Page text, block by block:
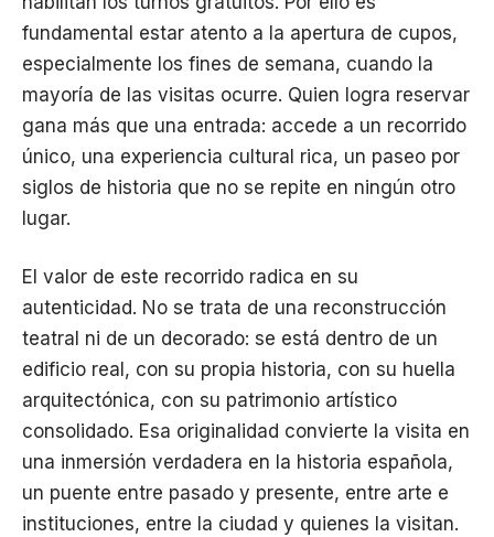
fundamental estar atento a la apertura de cupos,
especialmente los fines de semana, cuando la
mayoría de las visitas ocurre. Quien logra reservar
gana más que una entrada: accede a un recorrido
único, una experiencia cultural rica, un paseo por
siglos de historia que no se repite en ningún otro
lugar.
El valor de este recorrido radica en su
autenticidad. No se trata de una reconstrucción
teatral ni de un decorado: se está dentro de un
edificio real, con su propia historia, con su huella
arquitectónica, con su patrimonio artístico
consolidado. Esa originalidad convierte la visita en
una inmersión verdadera en la historia española,
un puente entre pasado y presente, entre arte e
instituciones, entre la ciudad y quienes la visitan.